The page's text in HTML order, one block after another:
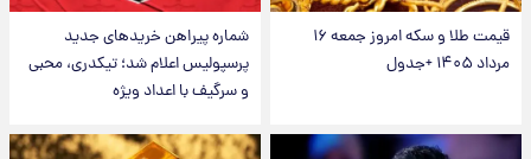
قیمت طلا و سکه امروز جمعه ۱۶
مرداد ۱۴۰۵ +جدول
شماره پیراهن خریدهای جدید
پرسپولیس اعلام شد؛ تیکدری، محبی
و سرگیف با اعداد ویژه